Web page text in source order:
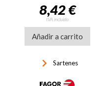
8,42 €
IVA incluido
Añadir a carrito
keyboard_arrow_right Sartenes